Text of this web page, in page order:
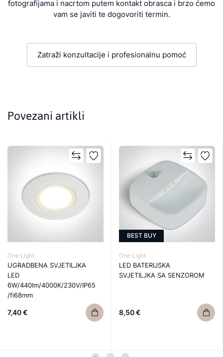
fotografijama i nacrtom putem kontakt obrasca i brzo ćemo
vam se javiti te dogovoriti termin.
Zatraži konzultacije i profesionalnu pomoć
Povezani artikli
One Light
UGRADBENA SVJETILJKA
LED
6W/440lm/4000K/230V/IP65
/fi68mm
7,40 €
BEST BUY
One Light
LED BATERIJSKA
SVJETILJKA SA SENZOROM
8,50 €